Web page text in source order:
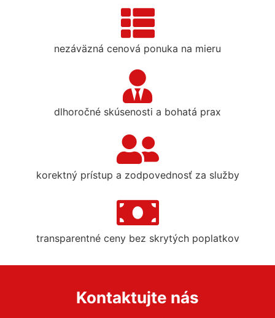
nezáväzná cenová ponuka na mieru
dlhoročné skúsenosti a bohatá prax
korektný prístup a zodpovednosť za služby
transparentné ceny bez skrytých poplatkov
Kontaktujte nás